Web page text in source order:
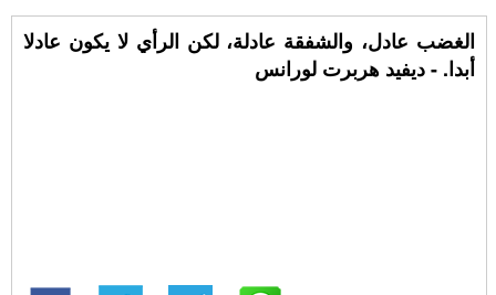
الغضب عادل، والشفقة عادلة، لكن الرأي لا يكون عادلا
أبدا. - ديفيد هربرت لورانس